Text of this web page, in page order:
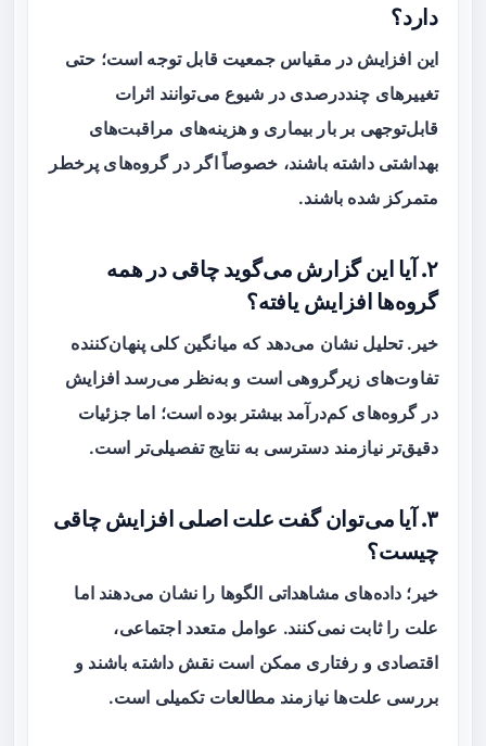
دارد؟
این افزایش در مقیاس جمعیت قابل توجه است؛ حتی
تغییر‌های چنددرصدی در شیوع می‌توانند اثرات
قابل‌توجهی بر بار بیماری و هزینه‌های مراقبت‌های
بهداشتی داشته باشند، خصوصاً اگر در گروه‌های پرخطر
متمرکز شده باشند.
۲. آیا این گزارش می‌گوید چاقی در همه
گروه‌ها افزایش یافته؟
خیر. تحلیل نشان می‌دهد که میانگین کلی پنهان‌کننده
تفاوت‌های زیرگروهی است و به‌نظر می‌رسد افزایش
در گروه‌های کم‌درآمد بیشتر بوده است؛ اما جزئیات
دقیق‌تر نیازمند دسترسی به نتایج تفصیلی‌تر است.
۳. آیا می‌توان گفت علت اصلی افزایش چاقی
چیست؟
خیر؛ داده‌های مشاهداتی الگوها را نشان می‌دهند اما
علت را ثابت نمی‌کنند. عوامل متعدد اجتماعی،
اقتصادی و رفتاری ممکن است نقش داشته باشند و
بررسی علت‌ها نیازمند مطالعات تکمیلی است.